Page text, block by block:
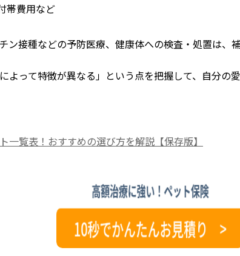
帯費用など
ン接種などの予防医療、健康体への検査・処置は、
よって特徴が異なる」という点を把握して、自分の
一覧表！おすすめの選び方を解説【保存版】